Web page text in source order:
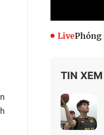
LivePhóng
TIN